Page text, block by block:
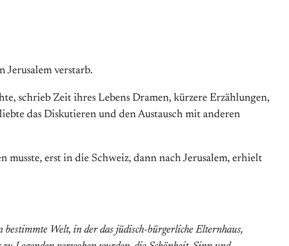
verstarb.
schrieb Zeit ihres Lebens Dramen, kürzere Erzählungen,
das Diskutieren und den Austausch mit anderen
erst in die Schweiz, dann nach Jerusalem, erhielt
Welt, in der das jüdisch-bürgerliche Elternhaus,